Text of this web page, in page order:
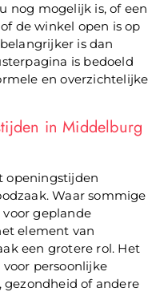
nog mogelijk is, of een
de winkel open is op
is dan
is bedoeld
en overzichtelijke
in Middelburg
openingstijden
Waar sommige
geplande
element van
een grotere rol. Het
persoonlijke
gezondheid of andere